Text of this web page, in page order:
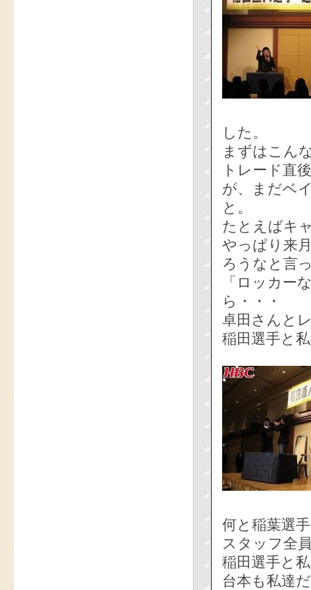
した。
まずはこん
トレード直
が、まだベ
と。
たとえばキ
やっぱり来
ろうなと言
「ロッカー
ら・・・
卓田さんと
稲田選手と
何と稲葉選
スタッフ全
稲田選手と
台本も私達